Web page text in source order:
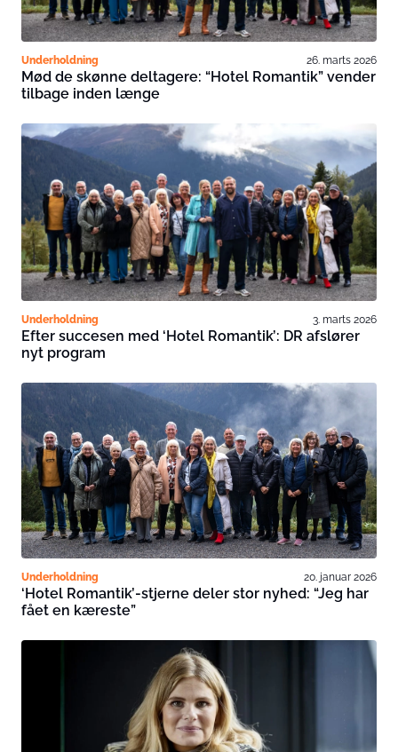
Underholdning 26. marts 2026
Mød de skønne deltagere: “Hotel Romantik” vender
tilbage inden længe
Underholdning 3. marts 2026
Efter succesen med ‘Hotel Romantik’: DR afslører
nyt program
Underholdning 20. januar 2026
‘Hotel Romantik’-stjerne deler stor nyhed: “Jeg har
fået en kæreste”